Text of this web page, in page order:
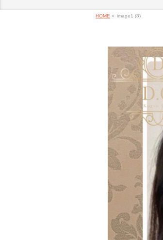
HOME » image1 (8)